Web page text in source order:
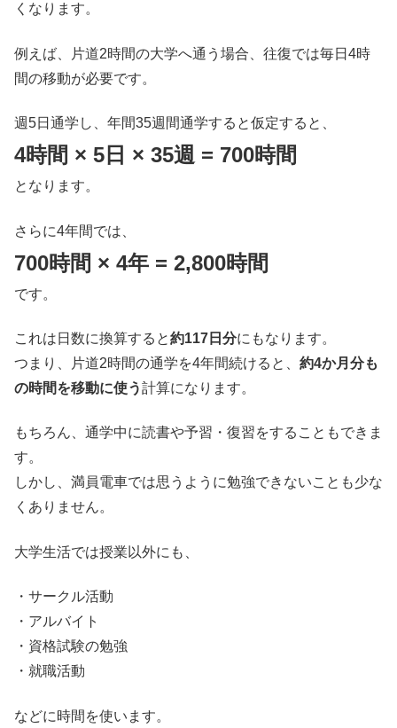
くなります。
例えば、片道2時間の大学へ通う場合、往復では毎日4時
間の移動が必要です。
週5日通学し、年間35週間通学すると仮定すると、
4時間 × 5日 × 35週 = 700時間
となります。
さらに4年間では、
700時間 × 4年 = 2,800時間
です。
これは日数に換算すると約117日分にもなります。
つまり、片道2時間の通学を4年間続けると、 約4か月分も
の時間を移動に使う計算になります。
もちろん、通学中に読書や予習・復習をすることもできま
す。
しかし、満員電車では思うように勉強できないことも少な
くありません。
大学生活では授業以外にも、
・サークル活動
・アルバイト
・資格試験の勉強
・就職活動
などに時間を使います。